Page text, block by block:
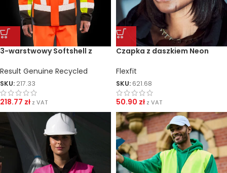
3-warstwowy Softshell z
Result Genuine Recycled
SKU: 217.33
218.77 zł z VAT
Czapka z daszkiem Neon
Flexfit
SKU: 621.68
50.90 zł z VAT